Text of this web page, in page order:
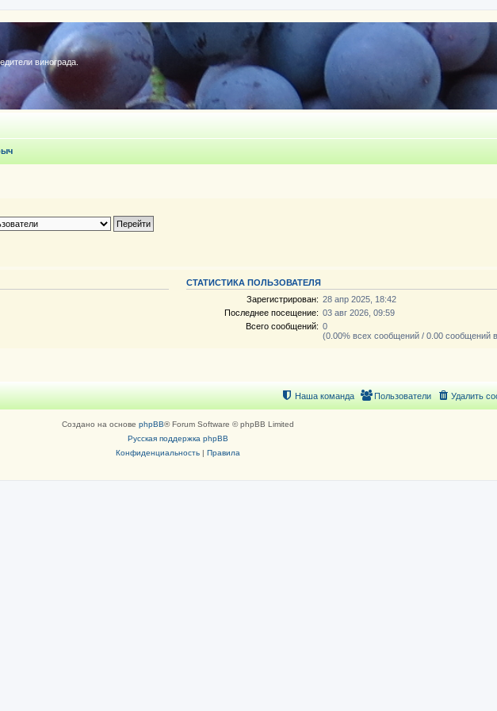
винограда.
СТАТИСТИКА ПОЛЬЗОВАТЕЛЯ
Зарегистрирован: 28 апр 2025, 18:42
Последнее посещение: 03 авг 2026, 09:59
Всего сообщений: 0
(0.00% всех сообщений / 0.00 сообщений
Удалить
Пользователи
Наша команда
Создано на основе phpBB® Forum Software © phpBB Limited
Русская поддержка phpBB
Конфиденциальность| Правила